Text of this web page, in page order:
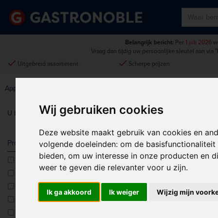
Wij gebruiken cookies
Deze website maakt gebruik van cookies en
volgende doeleinden: om de
bieden, om uw interesse in onze producten en
weer te geven die relevanter voor u zijn.
Ik ga akkoord Ik weiger Wijzig mijn
Belangrijk bericht: Per 1 juli 2026
Vraag dan tijdig uw persoonlijke sleutel aan via
done Uitgebreid assortiment done Scherpe prijzen
Apparatuur
U bent hier:Home >Apparatuur > Bak- & kookapparatuur
Producttype
Charbroilers
Elektrische fornuizen
Friteuses - Vrijstaand
Gasfornuizen
GASTRO M
Sorteren op: